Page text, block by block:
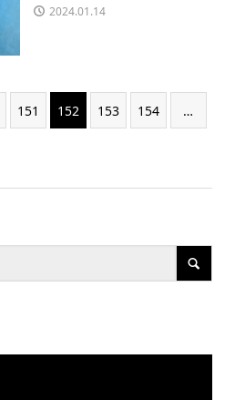
2024.01.14
151 152 153 154 …